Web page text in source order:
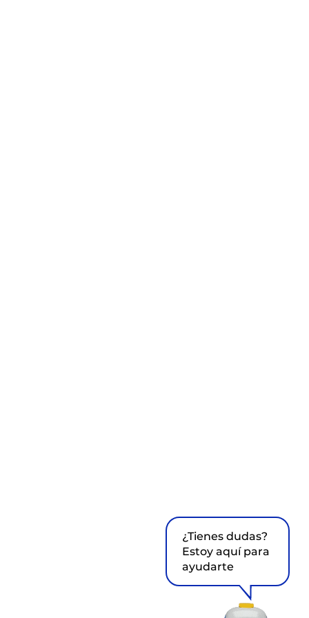
¿Tienes dudas?
Estoy aquí para
ayudarte